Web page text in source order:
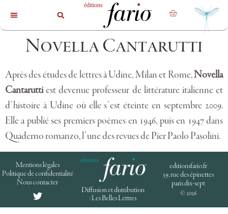
Novella Cantarutti
Après des études de lettres à Udine, Milan et Rome,Novella
Cantaruttiest devenue professeur de littérature italienne et
d’histoire à Udine où elle s’est éteinte en septembre 2009.
Elle a publié ses premiers poèmes en 1946, puis en 1947 dans
Quaderno romanzo, l’une des revues de Pier Paolo Pasolini.
Mentions légales
Politique de confidentialité
Nous contacter
Diffusion et distribution
: Les Belles Lettres
editionsfario.fr
39, rue des épinettes
paris dix-sept
© 2026